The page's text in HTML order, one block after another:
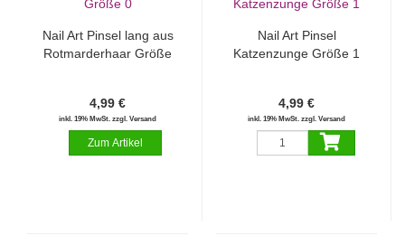
Nail Art Pinsel lang aus
Rotmarderhaar Größe
4,99 €
inkl. 19% MwSt. zzgl. Versand
Nail Art Pinsel
Katzenzunge Größe 1
4,99 €
inkl. 19% MwSt. zzgl. Versand